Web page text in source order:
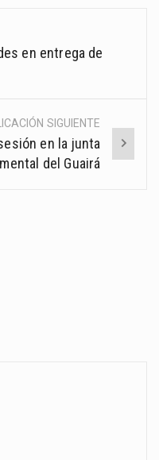
en entrega de
SIGUIENTE
en la junta
del Guairá